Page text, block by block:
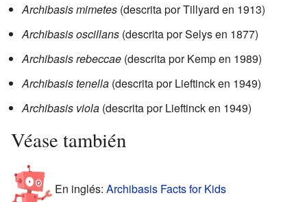
Archibasis mimetes (descrita por Tillyard en 1913)
Archibasis oscillans (descrita por Selys en 1877)
Archibasis rebeccae (descrita por Kemp en 1989)
Archibasis tenella (descrita por Lieftinck en 1949)
Archibasis viola (descrita por Lieftinck en 1949)
Véase también
En inglés: Archibasis Facts for Kids